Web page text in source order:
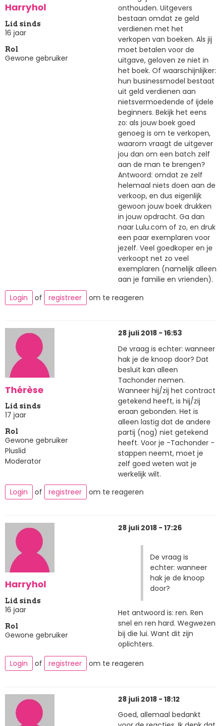
Harryhol
Lid sinds
16 jaar
Rol
Gewone gebruiker
onthouden. Uitgevers
bestaan omdat ze geld
verdienen met het
verkopen van boeken. Als jij
moet betalen voor de
uitgave, geloven ze niet in
het boek. Of waarschijnlijker:
hun businessmodel bestaat
uit geld verdienen aan
nietsvermoedende of ijdele
beginners. Bekijk het eens
zo: als jouw boek goed
genoeg is om te verkopen,
waarom vraagt de uitgever
jou dan om een batch zelf
aan de man te brengen?
Antwoord: omdat ze zelf
helemaal niets doen aan de
verkoop, en dus eigenlijk
gewoon jouw boek drukken
in jouw opdracht. Ga dan
naar Lulu.com of zo, en druk
een paar exemplaren voor
jezelf. Veel goedkoper en je
verkoopt net zo veel
exemplaren (namelijk alleen
aan je familie en vrienden).
Login
of registreer om te reageren
Thérèse
Lid sinds
17 jaar
Rol
Gewone gebruiker
Pluslid
Moderator
28 juli 2018 - 16:53
De vraag is echter: wanneer
hak je de knoop door? Dat
besluit kan alleen
Tachonder nemen.
Wanneer hij/zij het contract
getekend heeft, is hij/zij
eraan gebonden. Het is
alleen lastig dat de andere
partij (nog) niet getekend
heeft. Voor je -Tachonder -
stappen neemt, moet je
zelf goed weten wat je
werkelijk wilt.
Login
of registreer om te reageren
Harryhol
Lid sinds
16 jaar
Rol
Gewone gebruiker
28 juli 2018 - 17:26
De vraag is
echter: wanneer
hak je de knoop
door?
Het antwoord is: ren. Ren
snel en ren hard. Wegwezen
bij die lui. Want dit zijn
oplichters.
Login
of registreer om te reageren
28 juli 2018 - 18:12
Goed, allemaal bedankt